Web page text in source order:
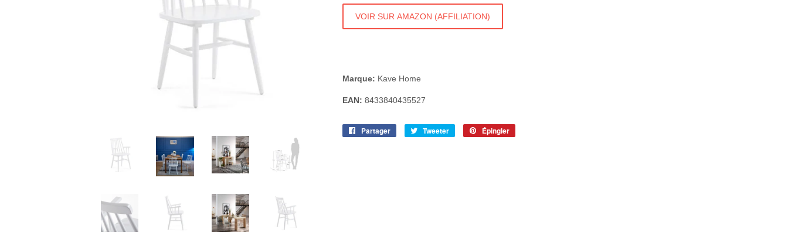
VOIR SUR AMAZON (AFFILIATION)
Marque: Kave Home
EAN: 8433840435527
Partager
PartagerTweeter
Tweeter
Épingler